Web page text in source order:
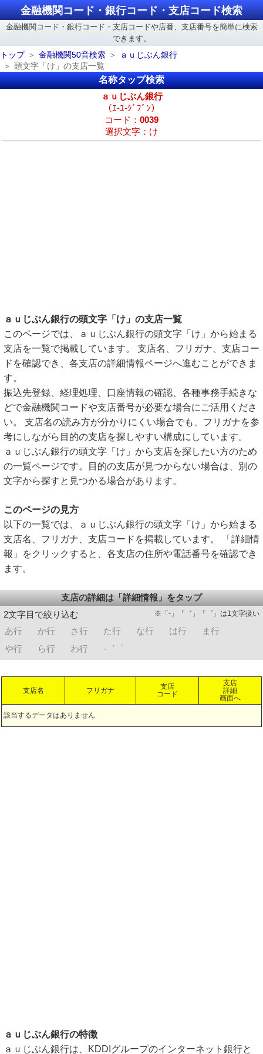
金融機関コード・銀行コード・支店コード検索
金融機関コード・銀行コード・支店コードや店番、支店番号を簡単に検索
できます。
トップ
金融機関50音検索
ａｕじぶん銀行
頭文字「け」の支店一覧
名称タップ検索
ａｕじぶん銀行
（ｴ-ﾕ-ｼﾞﾌﾞﾝ）
コード： 0039
選択文字：け
ａｕじぶん銀行の頭文字「け」の支店一覧
このページでは、ａｕじぶん銀行の頭文字「け」から始まる
支店を一覧で掲載しています。 支店名、フリガナ、支店コー
ドを確認でき、各支店の詳細情報ページへ進むことができま
す。
振込先登録、経理処理、口座情報の確認、各種事務手続きな
どで金融機関コードや支店番号が必要な場合にご活用くださ
い。 支店名の読み方が分かりにくい場合でも、フリガナを参
考にしながら目的の支店を探しやすい構成にしています。
ａｕじぶん銀行の頭文字「け」から支店を探したい方のため
の一覧ページです。目的の支店が見つからない場合は、別の
文字から探すと見つかる場合があります。
このページの見方
以下の一覧では、ａｕじぶん銀行の頭文字「け」から始まる
支店名、フリガナ、支店コードを掲載しています。 「詳細情
報」をクリックすると、各支店の住所や電話番号を確認でき
ます。
支店の詳細は「詳細情報」をタップ
2文字目で絞り込む
※「-」「゛」「゜」は1文字扱い
あ行 か行 さ行 た行 な行 は行
ま行
や行
ら行 わ行 -゛゜
支店名 フリガナ
支店
コード
支店
詳細
画面へ
該当するデータはありません
ａｕじぶん銀行の特徴
ａｕじぶん銀行は、KDDIグループのインターネット銀行と